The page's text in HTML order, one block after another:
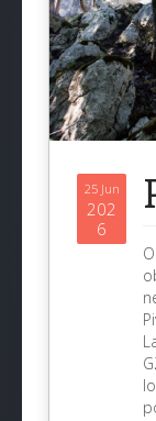
25 Jun
202
6